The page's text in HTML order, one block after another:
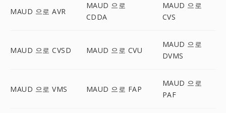
MAUD 으로 AVR
MAUD 으로
CDDA
MAUD 으로
CVS
MAUD 으로 CVSD MAUD 으로 CVU
MAUD 으로
DVMS
MAUD 으로 VMS MAUD 으로 FAP
MAUD 으로
PAF